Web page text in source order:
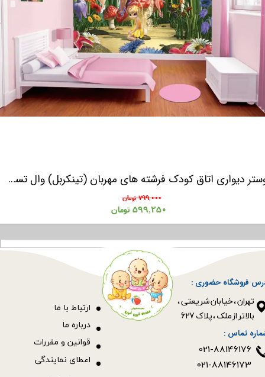
پوستر دیواری اتاق کودک فرشته های مهربان (تینکربل) وال تستیک WALLSTIC
۷۹۹,۰۰۰ تومان
۵۹۹,۲۵۰ تومان
فروشگاه حضوری :
​​​​​​​تهران ، خیابان شریعتی ،
بالاتر از ملک ، پلاک 627​​​​​​​
قوانین و مقررات
ارتباط با ما
درباره ما
اعطای نمایندگی
تماس :